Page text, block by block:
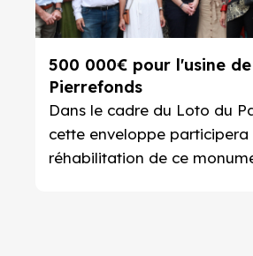
500 000€ pour l'usine de
Pierrefonds
Dans le cadre du Loto du
cette enveloppe participera
réhabilitation de ce